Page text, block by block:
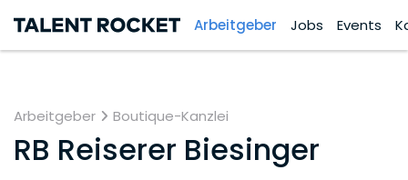
Arbeitgeber Jobs Events
Arbeitgeber Boutique-Kanzlei
RB Reiserer Biesinger